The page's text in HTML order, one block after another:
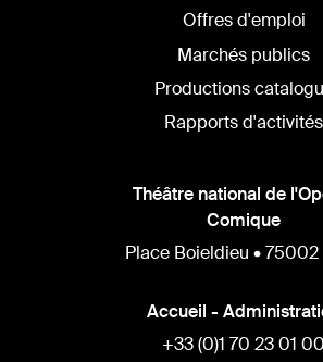
Offres d'emploi
Marchés publics
Productions
Rapports d'activités
Théâtre national de
Comique
Place Boieldieu • 75002
Accueil -
+33 (0)1 70 23 01 00